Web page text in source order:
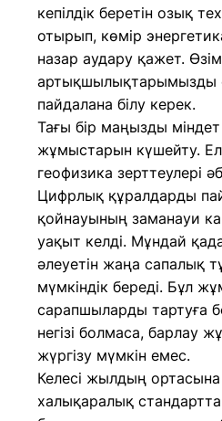
кепілдік беретін озық
отырып, көмір
назар аудару қажет.
артықшылықтарымызды
пайдалана білу керек.
Тағы бір маңызды
жұмыстарын күшейту.
геофизика зерттеулері
Цифрлық құралдарды
қойнауының заманауи
уақыт келді. Мұндай
әлеуетін жаңа сапалық
мүмкіндік береді. Бұл
сарапшыларды тартуға
негізі болмаса, барлау
жүргізу мүмкін емес.
Келесі жылдың
халықаралық